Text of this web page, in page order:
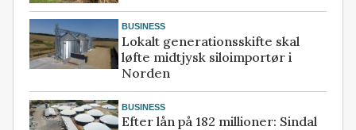
BUSINESS
Lokalt generationsskifte skal
løfte midtjysk siloimportør i
Norden
BUSINESS
Efter lån på 182 millioner: Sindal